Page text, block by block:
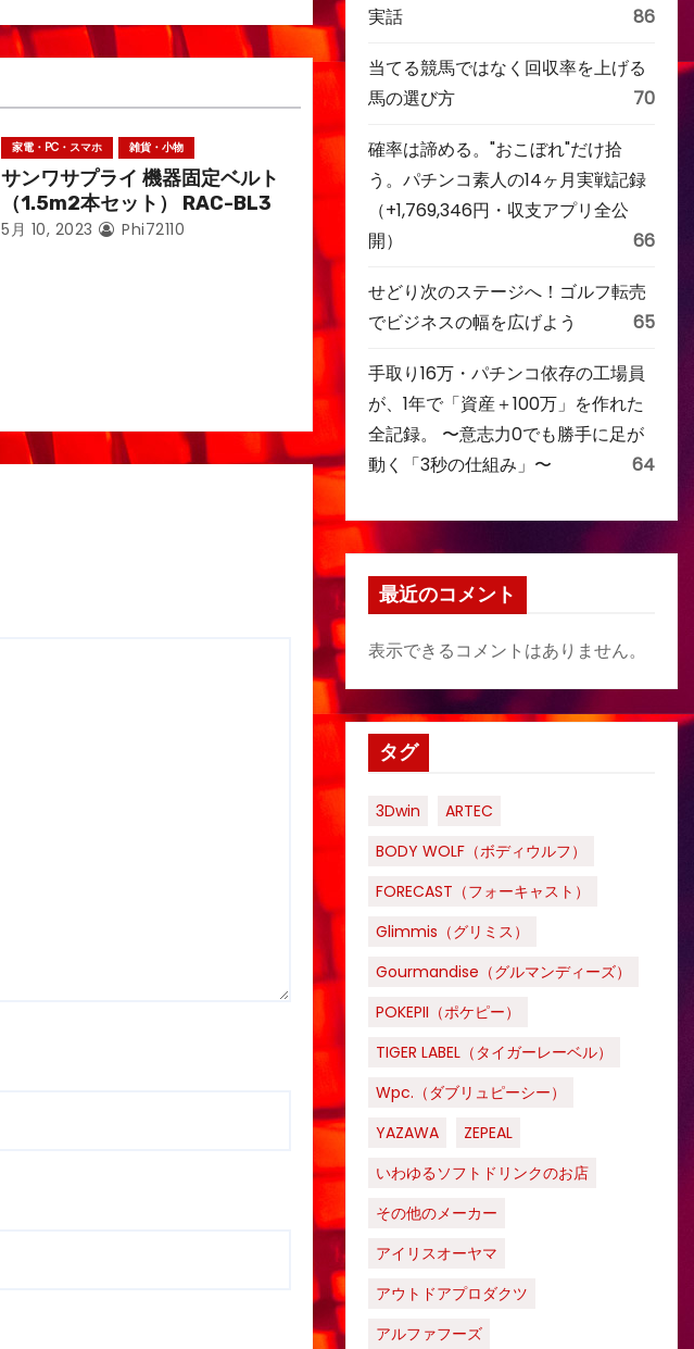
家電・PC・スマホ 雑貨・小物
サンワサプライ 機器固定ベルト
（1.5m2本セット） RAC-BL3
5月 10, 2023 Phi72110
実話
86
当てる競馬ではなく回収率を上げる
馬の選び方
70
確率は諦める。"おこぼれ"だけ拾
う。パチンコ素人の14ヶ月実戦記録
（+1,769,346円・収支アプリ全公
開）
66
せどり次のステージへ！ゴルフ転売
でビジネスの幅を広げよう
65
手取り16万・パチンコ依存の工場員
が、1年で「資産＋100万」を作れた
全記録。 〜意志力0でも勝手に足が
動く「3秒の仕組み」〜
64
最近のコメント
表示できるコメントはありません。
タグ
3Dwin
ARTEC
BODY WOLF（ボディウルフ）
FORECAST（フォーキャスト）
Glimmis（グリミス）
Gourmandise（グルマンディーズ）
POKEPII（ポケピー）
TIGER LABEL（タイガーレーベル）
Wpc.（ダブリュピーシー）
YAZAWA
ZEPEAL
いわゆるソフトドリンクのお店
その他のメーカー
アイリスオーヤマ
アウトドアプロダクツ
アルファフーズ